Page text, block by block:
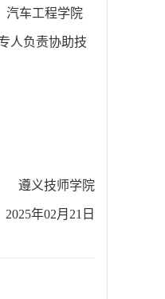
汽车工程学院
人负责协助技
遵义技师学院
2025年02月21日